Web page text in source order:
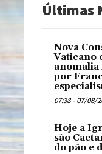
Últimas
Nova
Vaticano
por
07:38 - 07/08/
Hoje a
são
do pão e